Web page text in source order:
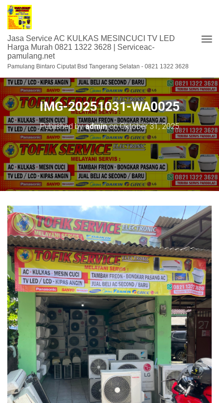
Jasa Service AC KULKAS MESINCUCI TV LED
Harga Murah 0821 1322 3628 | Serviceac-
pamulang.net
Pamulang Bintaro Ciputat Bsd Tangerang Selatan - 0821 1322 3628
L
E
N
A
I
G
S
IMG-20251031-WA0025
Published byadminonOktober 31, 2025